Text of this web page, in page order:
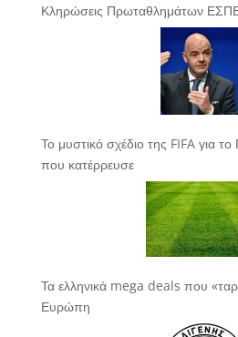
Κληρώσεις Πρωταθλημάτων
Το μυστικό σχέδιο της FIFA για
που κατέρρευσε
Τα ελληνικά mega deals που
Ευρώπη